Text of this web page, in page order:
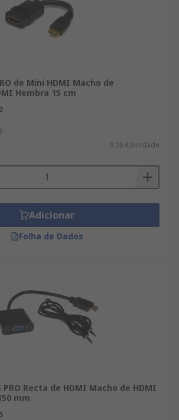
de Mini HDMI Macho de
Hembra 15 cm
9,28 €/unidade
Adicionar
Folha de Dados
PRO Recta de HDMI Macho de HDMI
mm